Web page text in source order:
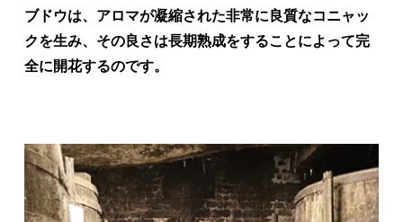
ブドウは、アロマが凝縮された非常に良質なコニャッ
クを生み、その良さは長期熟成をすることによって完
全に開花するのです。